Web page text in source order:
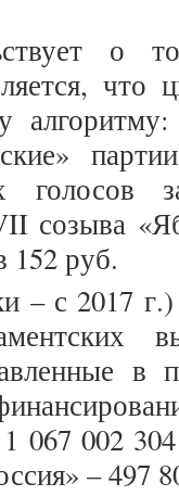
о
152 руб.
– с 2017
в
067 002
– 497